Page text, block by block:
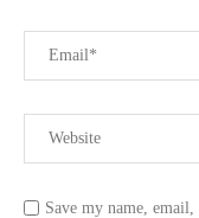
Save my name,